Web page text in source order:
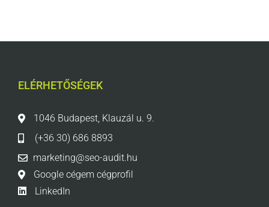
ELÉRHETŐSÉGEK
1046 Budapest, Klauzál u. 9.
(+36 30) 686 8893
marketing@seo-audit.hu
Google cégem cégprofil
LinkedIn